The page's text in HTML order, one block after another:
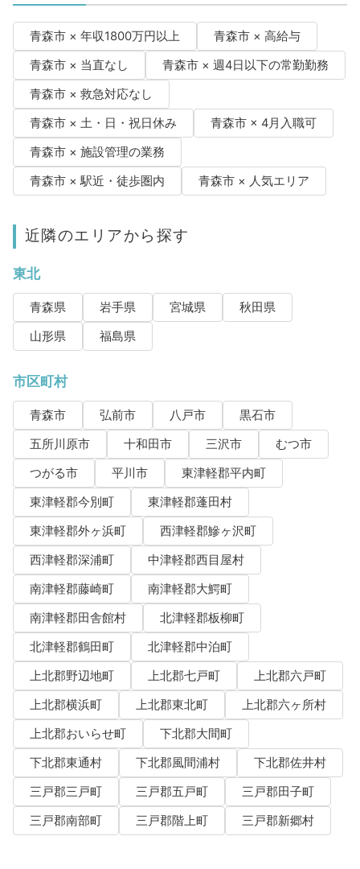
青森市 × 年収1800万円以上
青森市 × 高給与
青森市 × 当直なし
青森市 × 週4日以下の常勤勤務
青森市 × 救急対応なし
青森市 × 土・日・祝日休み
青森市 × 4月入職可
青森市 × 施設管理の業務
青森市 × 駅近・徒歩圏内
青森市 × 人気エリア
近隣のエリアから探す
東北
青森県 岩手県 宮城県
秋田県
山形県
福島県
市区町村
青森市 弘前市 八戸市
黒石市
五所川原市
十和田市 三沢市
むつ市
つがる市
平川市
東津軽郡平内町
東津軽郡今別町
東津軽郡蓬田村
東津軽郡外ヶ浜町
西津軽郡鰺ヶ沢町
西津軽郡深浦町
中津軽郡西目屋村
南津軽郡藤崎町
南津軽郡大鰐町
南津軽郡田舎館村
北津軽郡板柳町
北津軽郡鶴田町
北津軽郡中泊町
上北郡野辺地町
上北郡七戸町
上北郡六戸町
上北郡横浜町
上北郡東北町
上北郡六ヶ所村
上北郡おいらせ町
下北郡大間町
下北郡東通村
下北郡風間浦村
下北郡佐井村
三戸郡三戸町
三戸郡五戸町
三戸郡田子町
三戸郡南部町
三戸郡階上町 三戸郡新郷村